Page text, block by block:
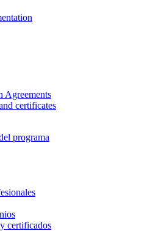
Agreements
certificates
programa
certificados